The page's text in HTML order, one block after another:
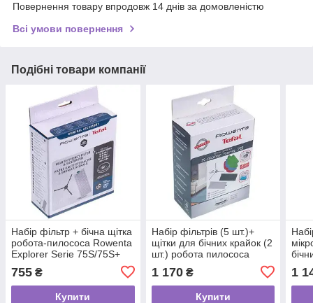
Повернення товару впродовж 14 днів за домовленістю
Всі умови повернення
Подібні товари компанії
Набір фільтр + бічна щітка
робота-пилососа Rowenta
Explorer Serie 75S/75S+
755 ₴
Купити
Набір фільтрів (5 шт.)+
щітки для бічних крайок (2
шт.) робота пилососа
Rowenta Explorer Serie 75
ZR763000
1 170₴
Купити
1